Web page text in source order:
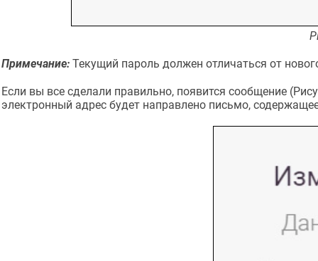
Примечание: Текущий пароль должен отличаться от
Если вы все сделали правильно, появится сообщение
электронный адрес будет направлено письмо,